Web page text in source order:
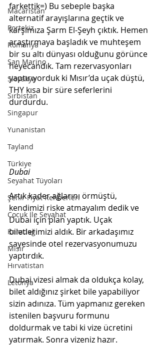
Macaristan
Portekiz
Romanya
San Marino
Slovakya
Sırbistan
Singapur
Yunanistan
Tayland
Türkiye
Seyahat Tüyoları
Şehir Fiyat Rehberleri
Çocuk İle Seyahat
Karadağ
Mısır
Hırvatistan
Letonya
farkettik=) Bu sebeple başka
alternatif arayışlarına geçtik ve
karşımıza Şarm El-Şeyh çıktık. Hemen
araştırmaya başladık ve muhteşem
bir su altı dünyası olduğunu görünce
heyecandık. Tam rezervasyonları
yaptırıyorduk ki Mısır’da uçak düştü,
THY kısa bir süre seferlerini
durdurdu.
Dubai
Artık kader ağlarını örmüştü,
kendimizi riske atmayalım dedik ve
Dubai için plan yaptık. Uçak
biletlerimizi aldık. Bir arkadaşımız
sayesinde otel rezervasyonumuzu
yaptırdık.
Dubai vizesi almak da oldukça kolay,
bilet aldığınız şirket bile yapabiliyor
sizin adınıza. Tüm yapmanız gereken
istenilen başvuru formunu
doldurmak ve tabi ki vize ücretini
yatırmak. Sonra vizeniz hazır.